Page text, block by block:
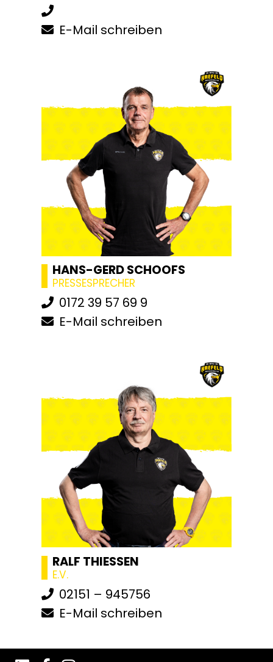
E-Mail schreiben
HANS-GERD SCHOOFS
PRESSESPRECHER
0172 39 57 69 9
E-Mail schreiben
RALF THIESSEN
E.V.
02151 – 945756
E-Mail schreiben